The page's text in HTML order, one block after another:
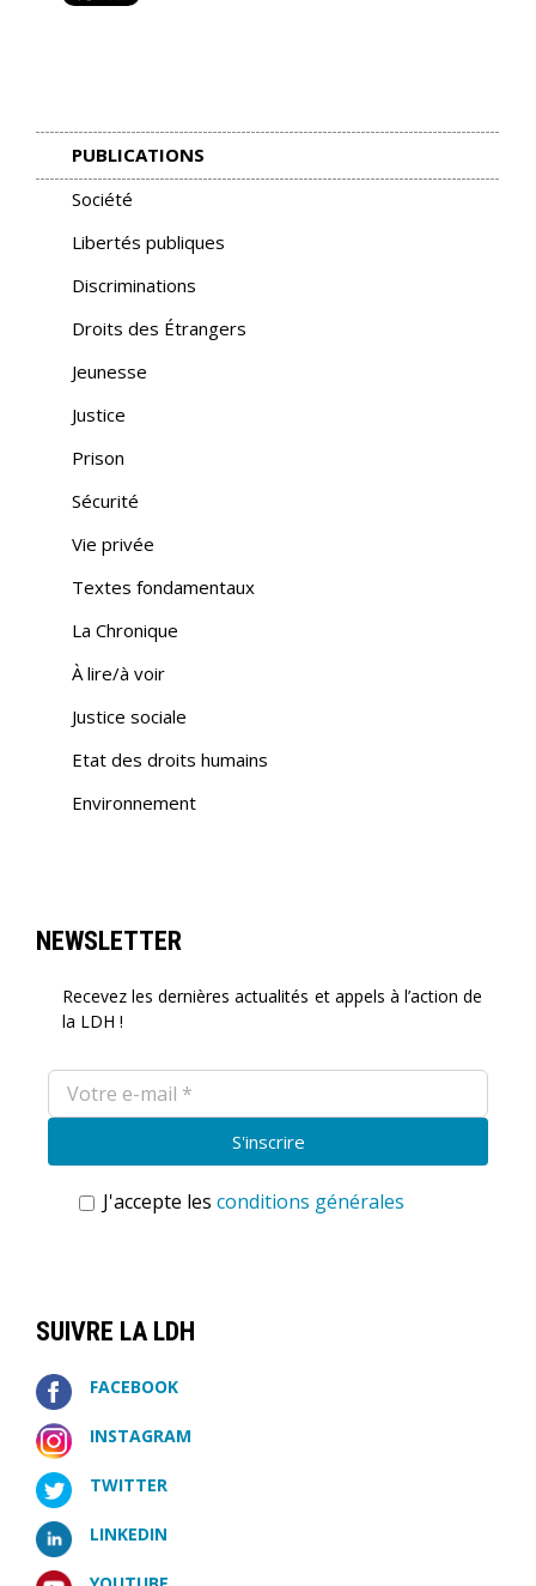
PUBLICATIONS
Société
Libertés publiques
Discriminations
Droits des Étrangers
Jeunesse
Justice
Prison
Sécurité
Vie privée
Textes fondamentaux
La Chronique
À lire/à voir
Justice sociale
Etat des droits humains
Environnement
NEWSLETTER
Recevez les dernières actualités et appels à l’action de
la LDH !
J'accepte les conditions générales
SUIVRE LA LDH
FACEBOOK
INSTAGRAM
TWITTER
LINKEDIN